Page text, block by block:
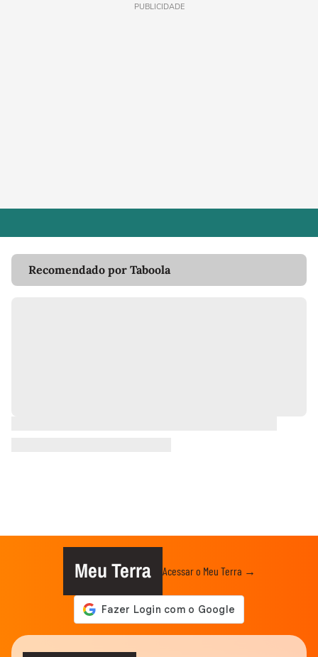
PUBLICIDADE
Recomendado por Taboola
Meu Terra Acessar o Meu Terra →